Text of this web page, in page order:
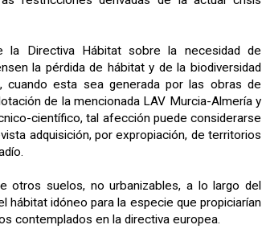
la Directiva Hábitat sobre la necesidad de
la pérdida de hábitat y de la biodiversidad
cuando esta sea generada por las obras de
de la mencionada LAV Murcia-Almería y
científico, tal afección puede considerarse
adquisición, por expropiación, de territorios
otros suelos, no urbanizables, a lo largo del
hábitat idóneo para la especie que propiciarían
contemplados en la directiva europea.